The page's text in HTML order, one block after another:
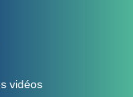
vidéos